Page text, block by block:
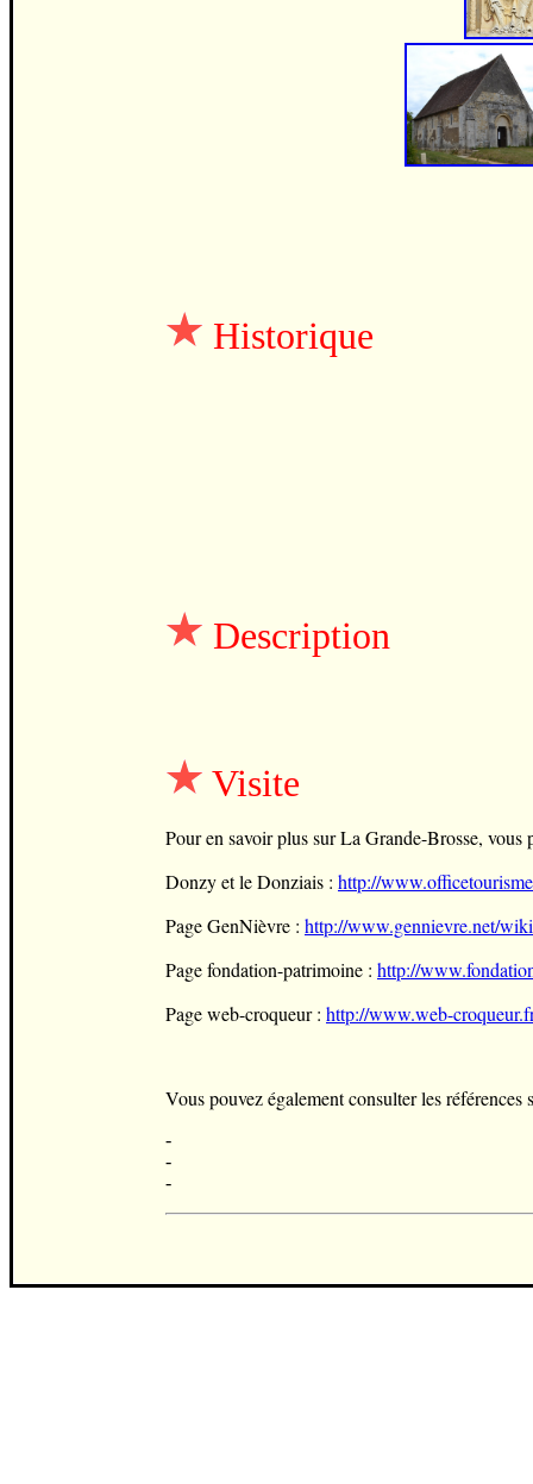
Historique
Description
Visite
Pour en savoir plus sur La Grande-Brosse, vous
Donzy et le Donziais : http://
Page GenNièvre : http://www.gennievre.net/
Page fondation-patrimoine : http://
Page web-croqueur : http://www.web-
Vous pouvez également consulter les références
-
-
-